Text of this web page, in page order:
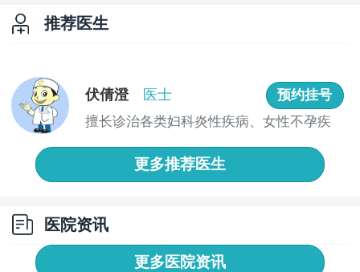
推荐医生
伏倩澄 医士
预约挂号
擅长诊治各类妇科炎性疾病、女性不孕疾
更多推荐医生
医院资讯
更多医院资讯